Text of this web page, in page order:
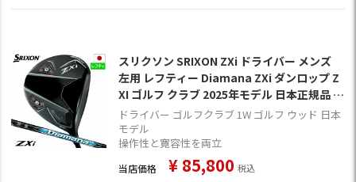
スリクソン SRIXON ZXi ドライバー メンズ
左用 レフティー Diamana ZXi ダンロップ Z
XI ゴルフ クラブ 2025年モデル 日本正規品 2
024年11月9日発売
ドライバー ゴルフクラブ 1W ゴルフ ウッド 日本
モデル
操作性と寛容性を両立
当店価格 ¥ 85,800 税込